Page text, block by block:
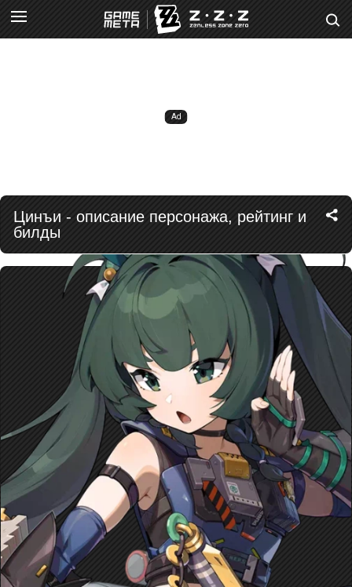
Цинъи - описание персонажа, рейтинг и
билды